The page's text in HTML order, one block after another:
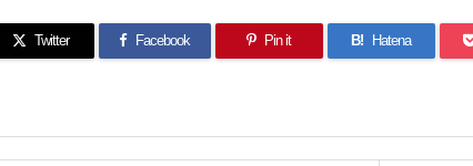
Twitter Facebook Pin it B! Hatena